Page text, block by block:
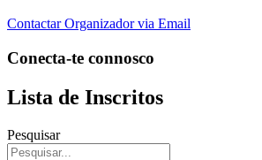
Contactar Organizador via Email
Conecta-te connosco
Lista de Inscritos
Pesquisar